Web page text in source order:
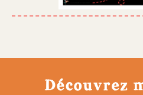
Découvrez